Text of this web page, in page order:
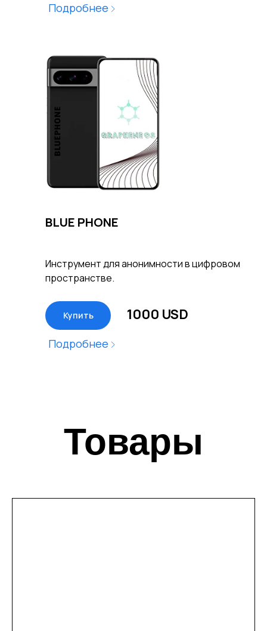
Подробнее
1000 USD
Купить
Инструмент для анонимности в цифровом
пространстве.
BLUE PHONE
Подробнее
Товары